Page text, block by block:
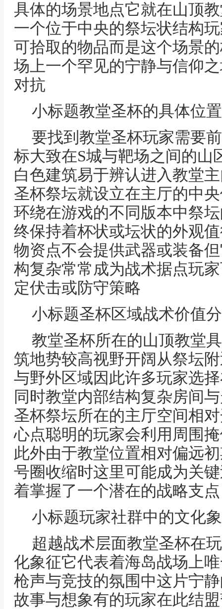
具体的场景地点它就在山顶
一个位于中央的祭坛状结构
可拾取的物品而是这个场景
场上一个罕见的宁静与信仰
对抗
小标题教堂圣杯的具体位
要找到教堂圣杯玩家需要
标大致在S城与靶场之间的山
白色建筑易于辨认进入教堂
圣杯祭坛就设立在主厅的中
环绕在游戏的不同版本中祭
终保持着杯状或坛状的外观
物资点不会提供武器或装备
构复杂常常成为战术据点玩
定伏击或防守策略
小标题圣杯区域战术价值
教堂圣杯所在的山顶教堂
筑地势较高视野开阔从祭坛
与野外区域因此许多玩家选
同时教堂内部结构复杂房间
圣杯祭坛所在的主厅空间相
心点聪明的玩家会利用周围
此外由于教堂位置相对偏远
号圈收缩时这里可能成为关
着掌握了一个潜在的战略支点
小标题玩家社群中的文化
超越战术层面教堂圣杯在
化象征它代表着海岛战场上
枪声与竞技的氛围中这片宁
故事与想象有的玩家在此结